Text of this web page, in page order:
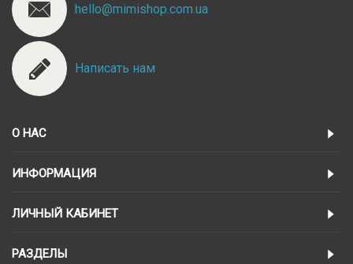
hello@mimishop.com.ua
Написать нам
О НАС
ИНФОРМАЦИЯ
ЛИЧНЫЙ КАБИНЕТ
РАЗДЕЛЫ